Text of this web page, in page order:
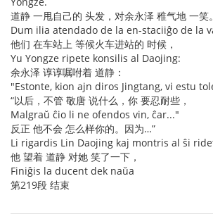
道静 一甩自己的 头发，对余永泽 稚气地 一笑。
Dum ilia atendado de la en-staciiĝo de la
他们 在车站上 等候火车进站的 时候，
Yu Yongze ripete konsilis al Daojing:
余永泽 谆谆嘱咐着 道静：
"Estonte, kion ajn diros Jingtang, vi estu
“以后，不管 敬唐 说什么，你 要忍耐些，
Malgraŭ ĉio li ne ofendos vin, ĉar..."
反正 他不会 怎么样你的。因为…”
Li rigardis Lin Daojing kaj montris al ŝi
他 望着 道静 对她 笑了一下，
Finiĝis la ducent dek naŭa
第219段 结束